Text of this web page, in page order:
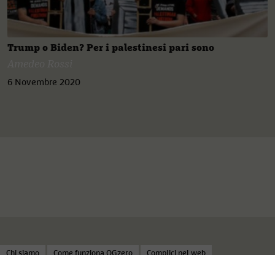
Trump o Biden? Per i palestinesi pari sono
6 Novembre 2020